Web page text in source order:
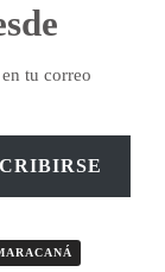
tu correo